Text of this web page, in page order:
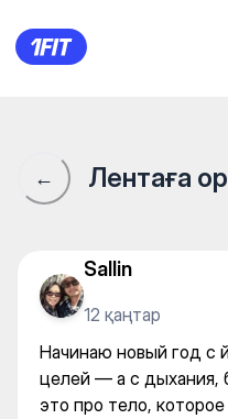
ReFLEX —
← Лентаға
Sallin
12 қаңтар
Начинаю новый год с
целей — а с дыхания,
это про тело,